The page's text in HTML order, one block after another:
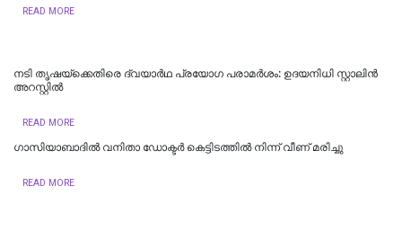
READ MORE
നടി തൃഷയ്ക്കെതിരെ ദ്വയാർഥ പ്രയോ​ഗ പരാമർശം: ഉദയനിധി സ്റ്റാലിൻ
അറസ്റ്റിൽ
READ MORE
ഗാസിയാബാദിൽ വനിതാ ഡോക്ടർ കെട്ടിടത്തിൽ നിന്ന് വീണ് മരിച്ചു
READ MORE